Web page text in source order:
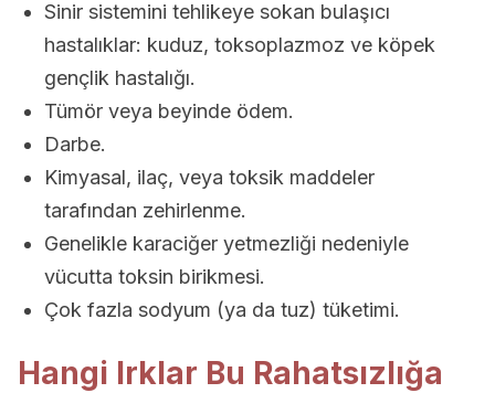
Sinir sistemini tehlikeye sokan bulaşıcı
hastalıklar: kuduz, toksoplazmoz ve köpek
gençlik hastalığı.
Tümör veya beyinde ödem.
Darbe.
Kimyasal, ilaç, veya toksik maddeler
tarafından zehirlenme.
Genelikle karaciğer yetmezliği nedeniyle
vücutta toksin birikmesi.
Çok fazla sodyum (ya da tuz) tüketimi.
Hangi Irklar Bu Rahatsızlığa